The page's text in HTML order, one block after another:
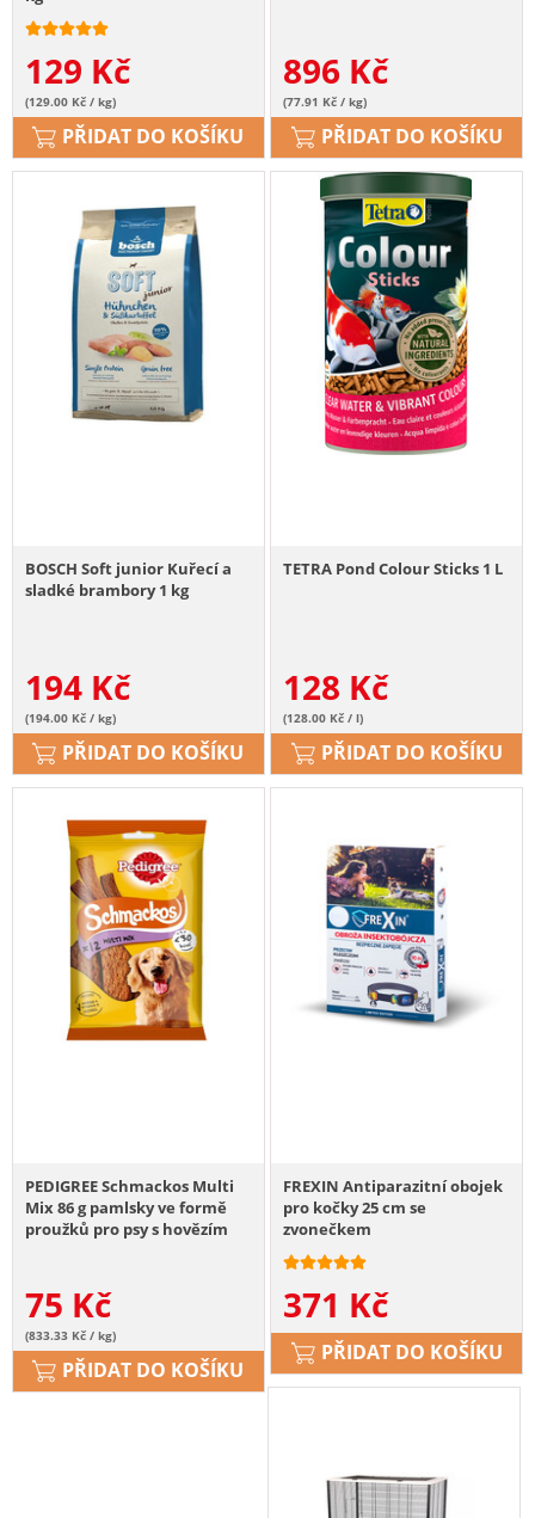
129 Kč
(129.00 Kč / kg)
PŘIDAT DO KOŠÍKU
896 Kč
(77.91 Kč / kg)
PŘIDAT DO KOŠÍKU
BOSCH Soft junior Kuřecí a
sladké brambory 1 kg
194 Kč
(194.00 Kč / kg)
PŘIDAT DO KOŠÍKU
TETRA Pond Colour Sticks 1 L
128 Kč
(128.00 Kč / l)
PŘIDAT DO KOŠÍKU
PEDIGREE Schmackos Multi
Mix 86 g pamlsky ve formě
proužků pro psy s hovězím
75 Kč
(833.33 Kč / kg)
PŘIDAT DO KOŠÍKU
FREXIN Antiparazitní obojek
pro kočky 25 cm se
zvonečkem
371 Kč
PŘIDAT DO KOŠÍKU